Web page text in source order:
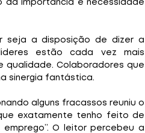
da importância e necessidade
seja a disposição de dizer a
estão cada vez mais
qualidade. Colaboradores que
sinergia fantástica.
alguns fracassos reuniu o
exatamente tenho feito de
O leitor percebeu a